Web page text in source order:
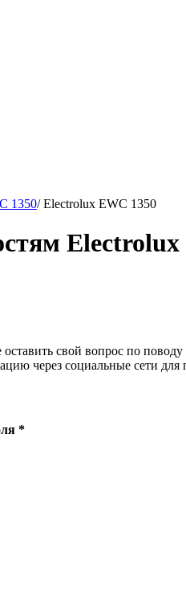
1350/Electrolux EWC 1350
свой вопрос по
через социальные сети
*